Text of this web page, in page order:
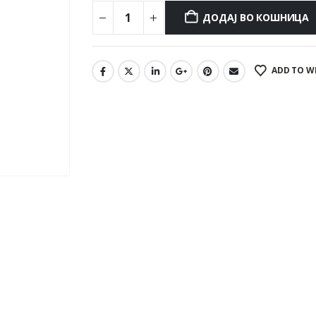
ДОДАЈ ВО КОШНИЦА
ADD TO